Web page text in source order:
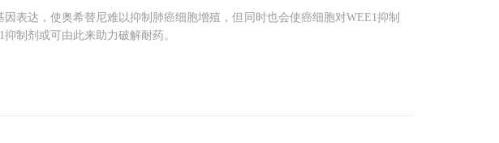
表达，使奥希替尼难以抑制肺癌细胞增殖，但同时也会使癌细胞对WEE1抑制
制剂或可由此来助力破解耐药。